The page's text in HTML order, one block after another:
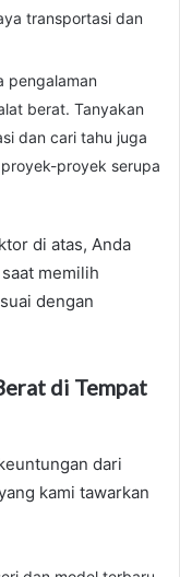
transportasi dan
pengalaman
berat. Tanyakan
dan cari tahu juga
proyek serupa
di atas, Anda
memilih
dengan
di Tempat
dari
kami tawarkan